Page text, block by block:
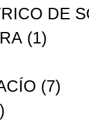
DE
(1)
(7)